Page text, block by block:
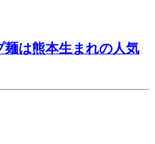
麺は熊本生まれの人気